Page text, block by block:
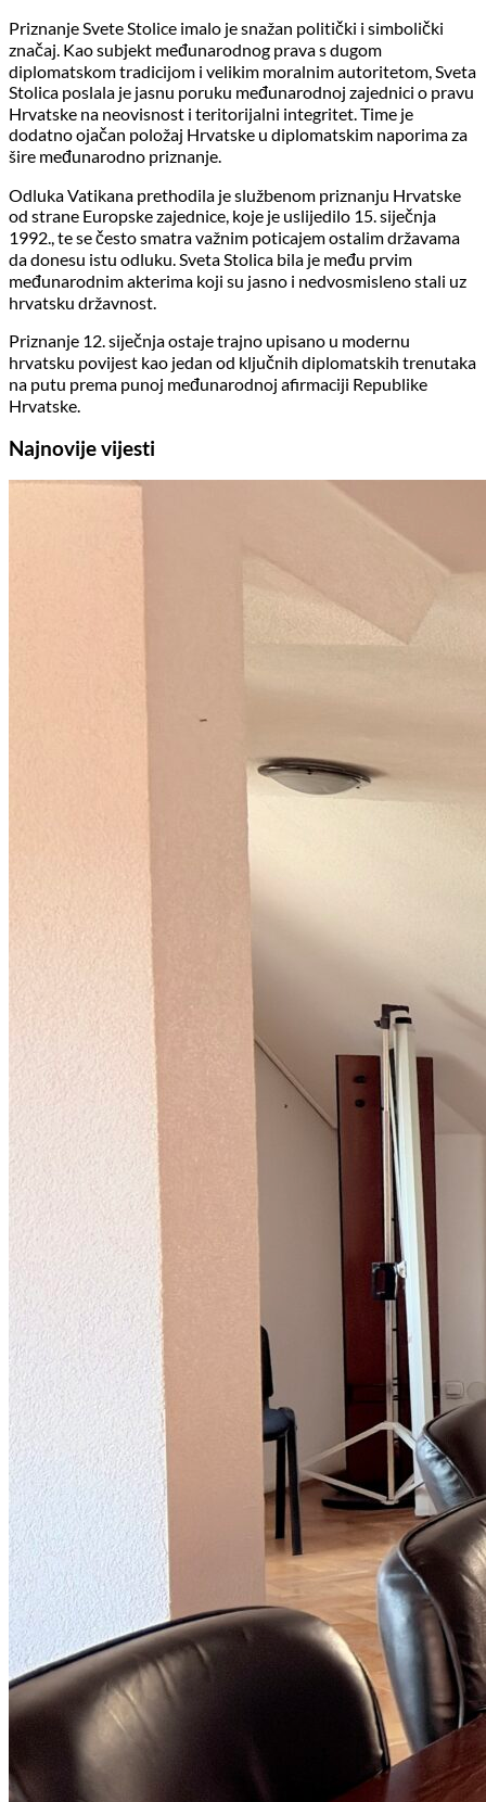
Priznanje Svete Stolice imalo je snažan politički i simbolički
značaj. Kao subjekt međunarodnog prava s dugom
diplomatskom tradicijom i velikim moralnim autoritetom, Sveta
Stolica poslala je jasnu poruku međunarodnoj zajednici o pravu
Hrvatske na neovisnost i teritorijalni integritet. Time je
dodatno ojačan položaj Hrvatske u diplomatskim naporima za
šire međunarodno priznanje.
Odluka Vatikana prethodila je službenom priznanju Hrvatske
od strane Europske zajednice, koje je uslijedilo 15. siječnja
1992., te se često smatra važnim poticajem ostalim državama
da donesu istu odluku. Sveta Stolica bila je među prvim
međunarodnim akterima koji su jasno i nedvosmisleno stali uz
hrvatsku državnost.
Priznanje 12. siječnja ostaje trajno upisano u modernu
hrvatsku povijest kao jedan od ključnih diplomatskih trenutaka
na putu prema punoj međunarodnoj afirmaciji Republike
Hrvatske.
Najnovije vijesti